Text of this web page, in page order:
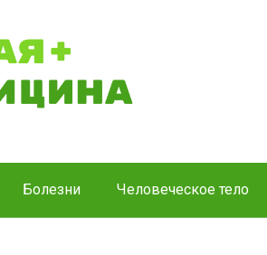
Болезни Человеческое тело